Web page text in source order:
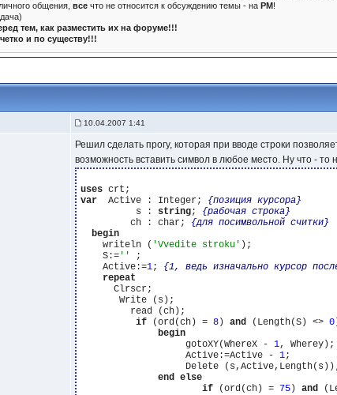
общения,все что не относится к обсуждению темы - наPM!
тем, как разместить их на форуме!!!
и по существу!!!
10.04.2007 1:41
Решил сделать прогу, которая при вводе строки
возможность вставить символ в любое место. Ну что -
uses
var
  Active : Integer;
{позиция курсора}
          s :
string; {рабочая строка}
         ch : char;
{для посимвольной считки}
begin
    writeln (
'Vvedite stroku' );
    S:=
''
;
    Active:=
1; {1, ведь изначально курсор
repeat
      Clrscr;
       Write (s);
         read (ch);
if (ord(ch) = 8 ) and (Length(S) <> 0
begin
                   gotoXY(WhereX -
1, Wherey);
                   Active:=Active -
1
Delete
end else
if (ord(ch) = 75 ) and